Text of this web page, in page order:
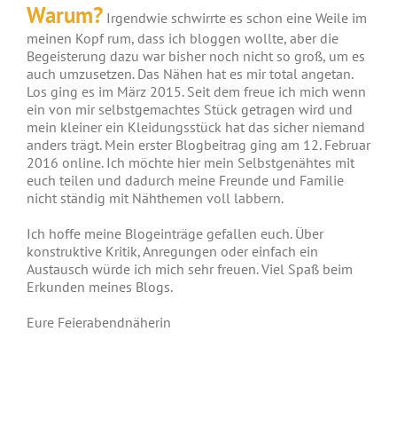
Warum? Irgendwie schwirrte es schon eine Weile im
meinen Kopf rum, dass ich bloggen wollte, aber die
Begeisterung dazu war bisher noch nicht so groß, um es
auch umzusetzen. Das Nähen hat es mir total angetan.
Los ging es im März 2015. Seit dem freue ich mich wenn
ein von mir selbstgemachtes Stück getragen wird und
mein kleiner ein Kleidungsstück hat das sicher niemand
anders trägt. Mein erster Blogbeitrag ging am 12. Februar
2016 online. Ich möchte hier mein Selbstgenähtes mit
euch teilen und dadurch meine Freunde und Familie
nicht ständig mit Nähthemen voll labbern.
Ich hoffe meine Blogeinträge gefallen euch. Über
konstruktive Kritik, Anregungen oder einfach ein
Austausch würde ich mich sehr freuen. Viel Spaß beim
Erkunden meines Blogs.
Eure Feierabendnäherin